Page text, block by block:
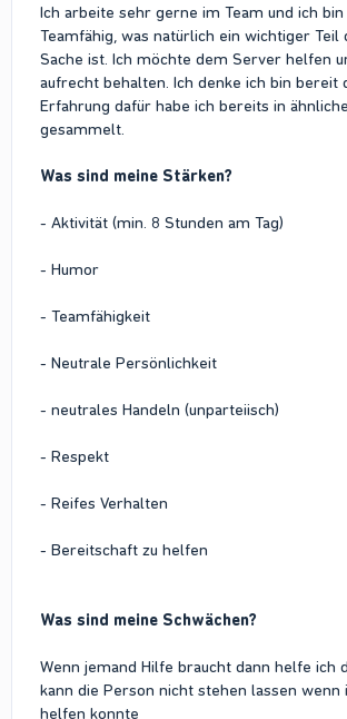
Ich arbeite sehr gerne im Team und ich
Teamfähig, was natürlich ein wichtiger Teil
Sache ist. Ich möchte dem Server helfen
aufrecht behalten. Ich denke ich bin bereit
Erfahrung dafür habe ich bereits in
gesammelt.
Was sind meine Stärken?
- Aktivität (min. 8 Stunden am Tag)
- Humor
- Teamfähigkeit
- Neutrale Persönlichkeit
- neutrales Handeln (unparteiisch)
- Respekt
- Reifes Verhalten
- Bereitschaft zu helfen
Was sind meine Schwächen?
Wenn jemand Hilfe braucht dann helfe ich
kann die Person nicht stehen lassen wenn
helfen konnte